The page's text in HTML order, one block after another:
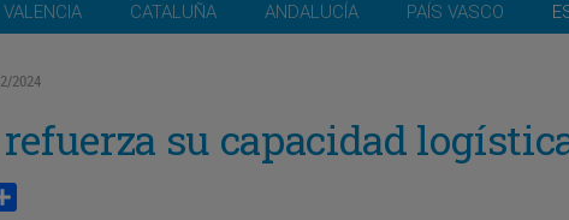
VALENCIA CATALUÑA ANDALUCÍA PAÍS VASCO
2024
su capacidad